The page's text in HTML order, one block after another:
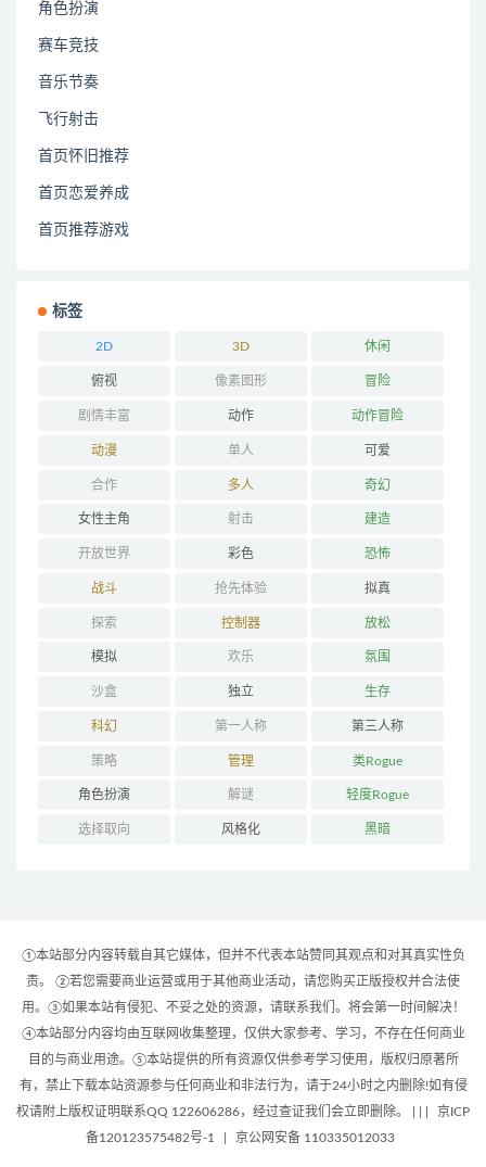
角色扮演
赛车竞技
音乐节奏
飞行射击
首页怀旧推荐
首页恋爱养成
首页推荐游戏
标签
2D 3D 休闲
俯视 像素图形 冒险
剧情丰富 动作 动作冒险
动漫 单人 可爱
合作 多人 奇幻
女性主角 射击 建造
开放世界 彩色 恐怖
战斗 抢先体验 拟真
探索 控制器 放松
模拟 欢乐 氛围
沙盒 独立 生存
科幻 第一人称 第三人称
策略 管理 类Rogue
角色扮演 解谜 轻度Rogue
选择取向 风格化 黑暗
①本站部分内容转载自其它媒体，但并不代表本站赞同其观点和对其真实性负
责。 ②若您需要商业运营或用于其他商业活动，请您购买正版授权并合法使
用。③如果本站有侵犯、不妥之处的资源，请联系我们。将会第一时间解决！
④本站部分内容均由互联网收集整理，仅供大家参考、学习，不存在任何商业
目的与商业用途。⑤本站提供的所有资源仅供参考学习使用，版权归原著所
有，禁止下载本站资源参与任何商业和非法行为，请于24小时之内删除!如有侵
权请附上版权证明联系QQ 122606286，经过查证我们会立即删除。 | |
京ICP
备120123575482号-1
京公网安备 110335012033